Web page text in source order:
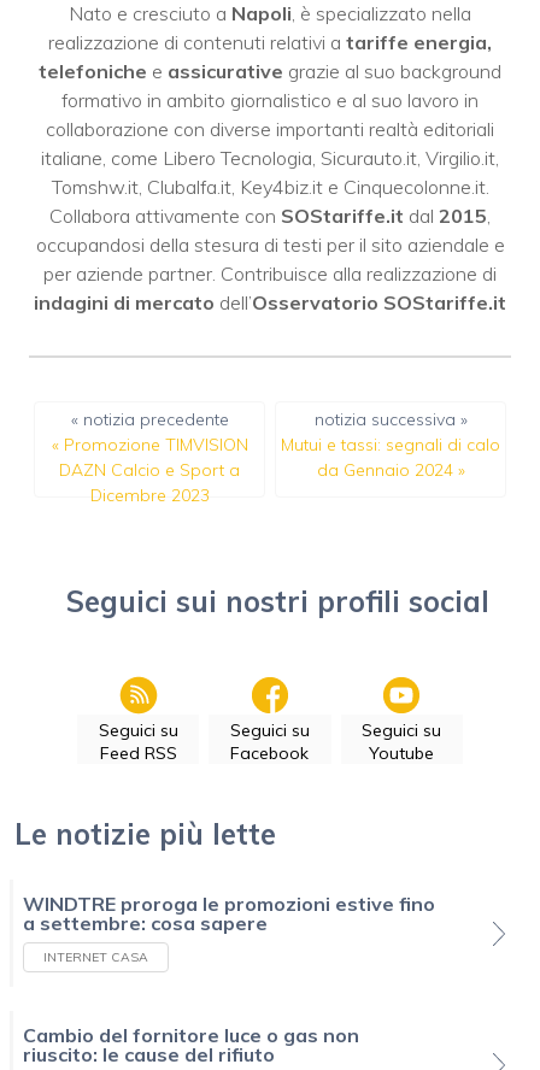
Nato e cresciuto a Napoli, è specializzato nella
realizzazione di contenuti relativi a tariffe energia,
telefoniche e assicurative grazie al suo background
formativo in ambito giornalistico e al suo lavoro in
collaborazione con diverse importanti realtà editoriali
italiane, come Libero Tecnologia, Sicurauto.it, Virgilio.it,
Tomshw.it, Clubalfa.it, Key4biz.ite Cinquecolonne.it.
Collabora attivamente con SOStariffe.it dal 2015,
occupandosi della stesura di testi per il sito aziendale e
per aziende partner. Contribuisce alla realizzazione di
indagini di mercato dell’Osservatorio SOStariffe.it
« notizia precedente
« Promozione TIMVISION
DAZN Calcio e Sport a
Dicembre 2023
notizia successiva »
Mutui e tassi: segnali di calo
da Gennaio 2024»
Seguici sui nostri profili social
Seguici su
Feed RSS
Seguici su
Facebook
Seguici su
Youtube
Le notizie più lette
WINDTRE proroga le promozioni estive fino
a settembre: cosa sapere
INTERNET CASA
Cambio del fornitore luce o gas non
riuscito: le cause del rifiuto